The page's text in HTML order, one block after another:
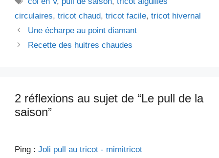
circulaires, tricot chaud, tricot facile, tricot hivernal
Une écharpe au point diamant
Recette des huitres chaudes
2 réflexions au sujet de “Le pull de la
saison”
Ping : Joli pull au tricot - mimitricot